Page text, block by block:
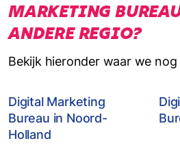
MARKETING
ANDERE REGIO?
Bekijk hieronder waar we
Digital Marketing
Bureau in Noord-
Holland